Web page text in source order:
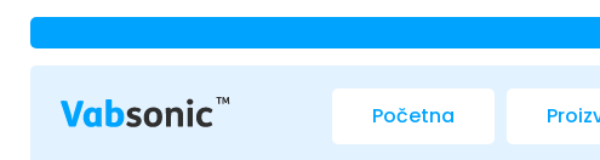
Početna